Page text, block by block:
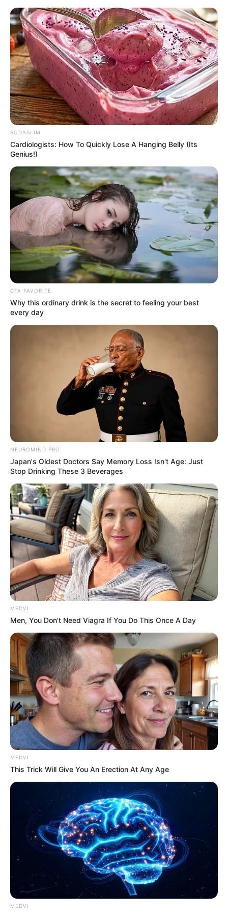
Home > Acs e ACE > Notícia > Óbito >
Homenagem aos
queridos Agentes de Saúde que partiram deixando saudades.
Homenagem aos queridos
Agentes de Saúde que partiram
deixando saudades.
Página de homenagem aos ACS e ACE que partiram
Homenagem aos queridos Agentes de Saúde que partiram
deixando saudades.
PublicadonoJASB em17.junho.2026. Atualizado
em
20.junho.2026.
WhatsApp: Rede do JASB | Esta éuma homenagem que fazemos
aos familiares, amigos e colegas de cada Agentes Comunitários
de Saúde e Agentes de Combate às Endemias que partiram, nos
deixando a saudade e o carinho, além das lembranças do legado
que construíram ao longo de suas vidas. Em cada matéria, há a
expressão sincera do amor que é nutrido por cada um destes
queridos.
-ad3
*********************************************
Violência extrema contra Agente de Saúde: a categoria em
todo o Brasil lamenta. Inquérito segue aberto.
Agente de saúde é assassinada em Tamandaré; marido
ouvido e liberado, ninguém preso.
—Foto/Reprodução/Cidade
Alerta
SODASLIM
Cardiologists: How To Quickly Lose A Hanging Belly (Its
Genius!)
CTA FAVORITE
Why this ordinary drink is the secret to feeling your best
every day
NEUROMIND PRO
Japan's Oldest Doctors Say Memory Loss Isn't Age: Just
Stop Drinking These 3 Beverages
MEDVI
Men, You Don't Need Viagra If You Do This Once A Day
MEDVI
This Trick Will Give You An Erection At Any Age
MEDVI